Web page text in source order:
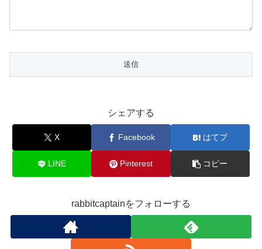
シェアする
X Facebook はてブ
LINE Pinterest コピー
rabbitcaptainをフォローする